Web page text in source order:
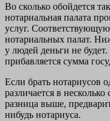
Во сколько обойдется
нотариальная палата
услуг.
нотариальных палат.
у людей деньги не
прибавляется сумма
Если брать нотариусов
различается в
разница выше,
нибудь нотариуса.